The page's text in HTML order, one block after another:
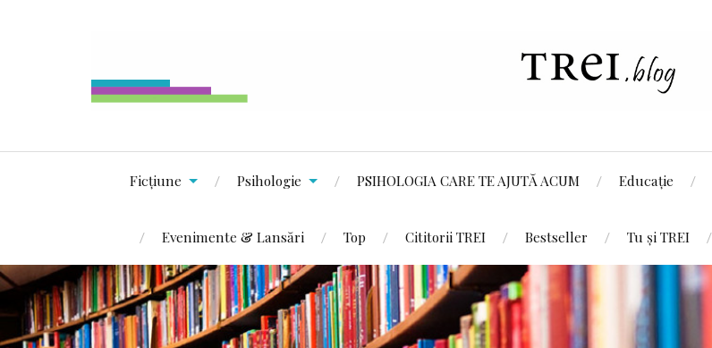
Ficțiune Psihologie PSIHOLOGIA CARE TE AJUTĂ ACUM Educație
Evenimente & Lansări Top Cititorii TREI Bestseller Tu și TREI